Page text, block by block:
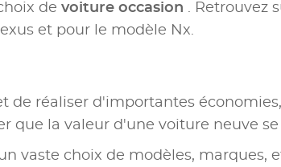
de voiture occasion . Retrouvez
et pour le modèle Nx.
de réaliser d'importantes
que la valeur d'une voiture neuve
vaste choix de modèles, marques,